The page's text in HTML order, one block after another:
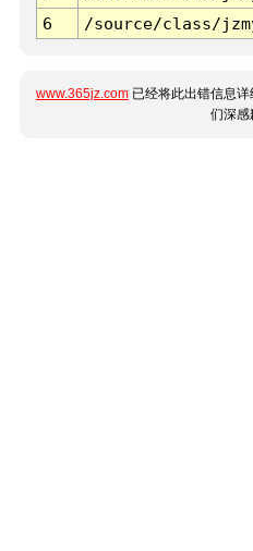
6
/source/class/
www.365jz.com 已经将此出错信息
们深感